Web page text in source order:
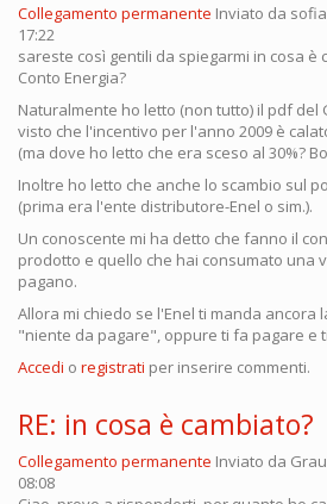
Collegamento permanente Inviato da
17:22
sareste così gentili da spiegarmi in cosa è
Conto Energia?
Naturalmente ho letto (non tutto) il pdf del
visto che l'incentivo per l'anno 2009 è
(ma dove ho letto che era sceso al 30%?
Inoltre ho letto che anche lo scambio sul
(prima era l'ente distributore-Enel o sim.).
Un conoscente mi ha detto che fanno il
prodotto e quello che hai consumato una
pagano.
Allora mi chiedo se l'Enel ti manda ancora
"niente da pagare", oppure ti fa pagare e
Accedi o registrati per inserire commenti.
RE: in cosa è cambiato?
Collegamento permanente Inviato da
08:08